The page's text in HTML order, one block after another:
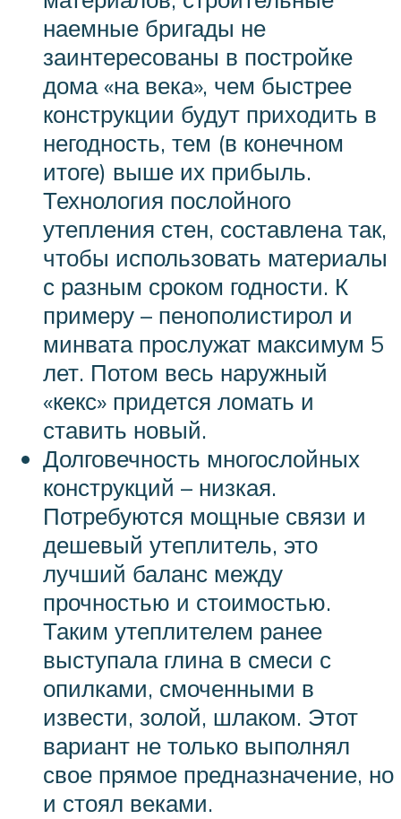
наемные бригады не
заинтересованы в постройке
дома «на века», чем быстрее
конструкции будут приходить в
негодность, тем (в конечном
итоге) выше их прибыль.
Технология послойного
утепления стен, составлена так,
чтобы использовать материалы
с разным сроком годности. К
примеру – пенополистирол и
минвата прослужат максимум 5
лет. Потом весь наружный
«кекс» придется ломать и
ставить новый.
Долговечность многослойных
конструкций – низкая.
Потребуются мощные связи и
дешевый утеплитель, это
лучший баланс между
прочностью и стоимостью.
Таким утеплителем ранее
выступала глина в смеси с
опилками, смоченными в
извести, золой, шлаком. Этот
вариант не только выполнял
свое прямое предназначение, но
и стоял веками.